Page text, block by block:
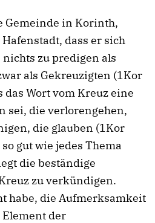
Gemeinde in Korinth,
dass er sich
zu predigen als
als Gekreuzigten (1Kor
das Wort vom Kreuz eine
sei, die verlorengehen,
die glauben (1Kor
gut wie jedes Thema
die beständige
zu verkündigen.
habe, die Aufmerksamkeit
der